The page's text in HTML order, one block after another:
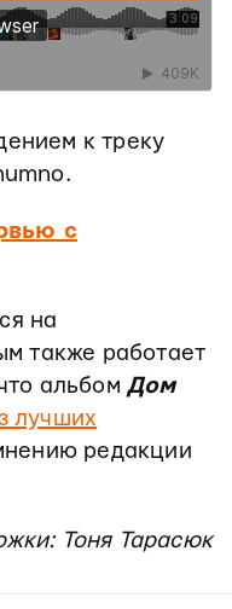
к треку
с
на
также работает
альбомДом
лучших
редакции
Тоня Тарасюк